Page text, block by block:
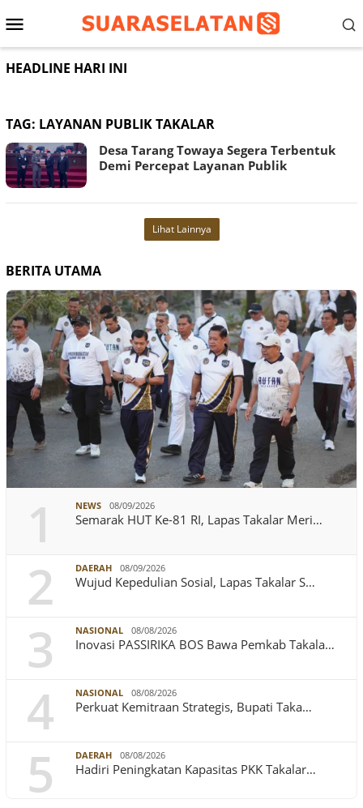
ke
Menu
Mobile
HEADLINE HARI INI
TAG: LAYANAN PUBLIK TAKALAR
Desa Tarang Towaya Segera Terbentuk
Demi Percepat Layanan Publik
Lihat Lainnya
BERITA UTAMA
1 NEWS 08/09/2026
Semarak HUT Ke-81 RI, Lapas Takalar Meri…
2 DAERAH 08/09/2026
Wujud Kepedulian Sosial, Lapas Takalar S…
3 NASIONAL 08/08/2026
Inovasi PASSIRIKA BOS Bawa Pemkab Takala…
4 NASIONAL 08/08/2026
Perkuat Kemitraan Strategis, Bupati Taka…
5 DAERAH 08/08/2026
Hadiri Peningkatan Kapasitas PKK Takalar…